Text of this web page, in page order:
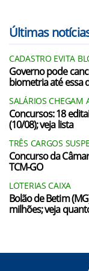
Últimas
CADASTRO EVITA
Governo pode
biometria até essa
SALÁRIOS CHEGAM
Concursos: 18
(10/08); veja lista
TRÊS CARGOS
Concurso da
TCM-GO
LOTERIAS CAIXA
Bolão de Betim
milhões; veja